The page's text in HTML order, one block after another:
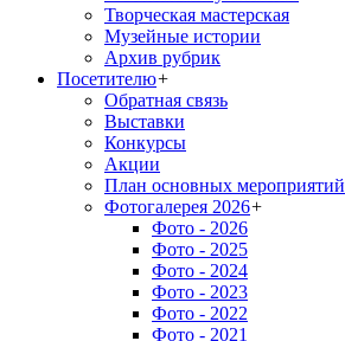
Творческая мастерская
Музейные истории
Архив рубрик
Посетителю+
Обратная связь
Выставки
Конкурсы
Акции
План основных мероприятий
Фотогалерея 2026+
Фото - 2026
Фото - 2025
Фото - 2024
Фото - 2023
Фото - 2022
Фото - 2021